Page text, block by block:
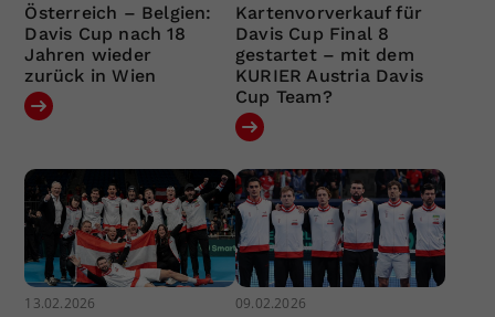
Österreich – Belgien:
Davis Cup nach 18
Jahren wieder
zurück in Wien
Kartenvorverkauf für
Davis Cup Final 8
gestartet – mit dem
KURIER Austria Davis
Cup Team?
13.02.2026 09.02.2026